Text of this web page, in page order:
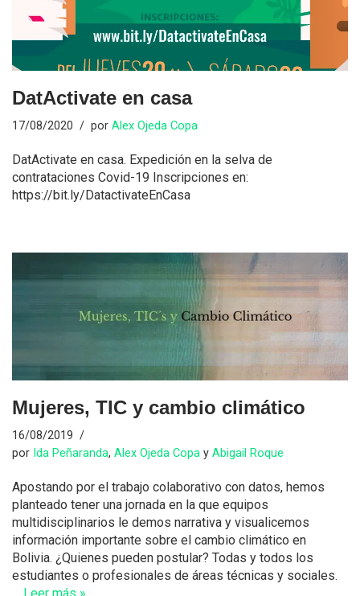
DatActivate en casa
17/08/2020 por Alex Ojeda Copa
DatActivate en casa. Expedición en la selva de
contrataciones Covid-19 Inscripciones en:
https://bit.ly/DatactivateEnCasa
Mujeres, TIC y cambio climático
16/08/2019
por Ida Peñaranda, Alex Ojeda Copa y Abigail Roque
Apostando por el trabajo colaborativo con datos, hemos
planteado tener una jornada en la que equipos
multidisciplinarios le demos narrativa y visualicemos
información importante sobre el cambio climático en
Bolivia. ¿Quienes pueden postular? Todas y todos los
estudiantes o profesionales de áreas técnicas y sociales.